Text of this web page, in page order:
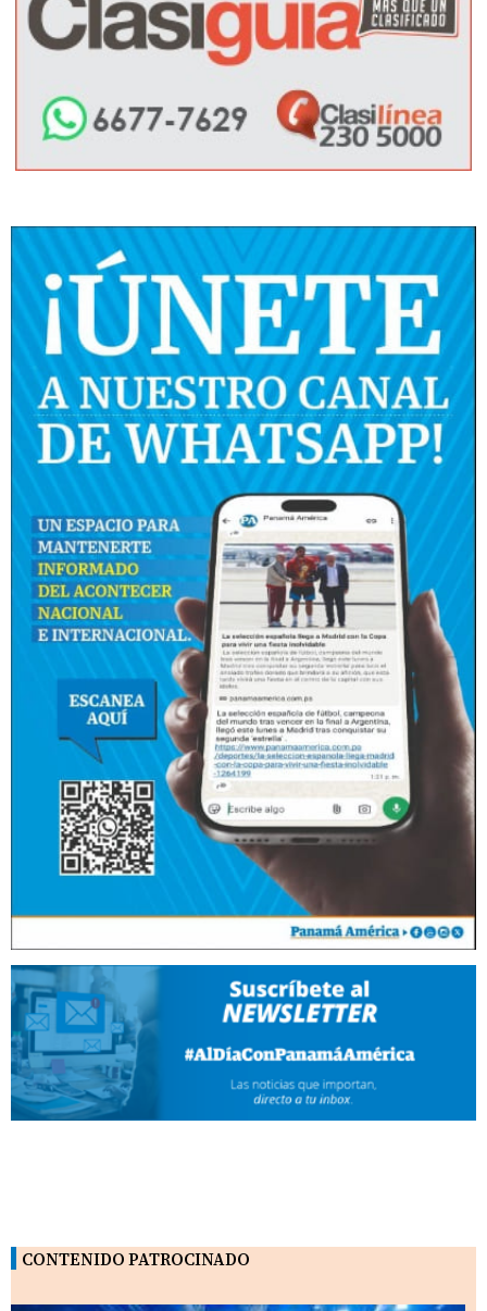
CONTENIDO PATROCINADO